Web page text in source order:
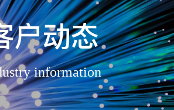
户动态
information